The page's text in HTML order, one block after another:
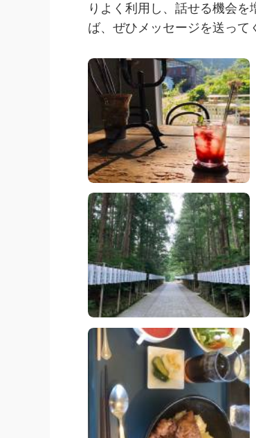
りよく利用し、話せる機会
ば、ぜひメッセージを送って